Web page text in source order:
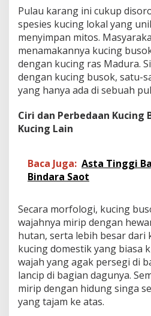
Pulau karang ini cukup
spesies kucing lokal yang
menyimpan mitos.
menamakannya kucing
dengan kucing ras Madura.
dengan kucing busok, satu-
yang hanya ada di sebuah
Ciri dan Perbedaan Kucing
Kucing Lain
Baca Juga: Asta Tinggi
Bindara Saot
Secara morfologi, kucing
wajahnya mirip dengan
hutan, serta lebih besar dari
kucing domestik yang biasa
wajah yang agak persegi di
lancip di bagian dagunya.
mirip dengan hidung singa
yang tajam ke atas.